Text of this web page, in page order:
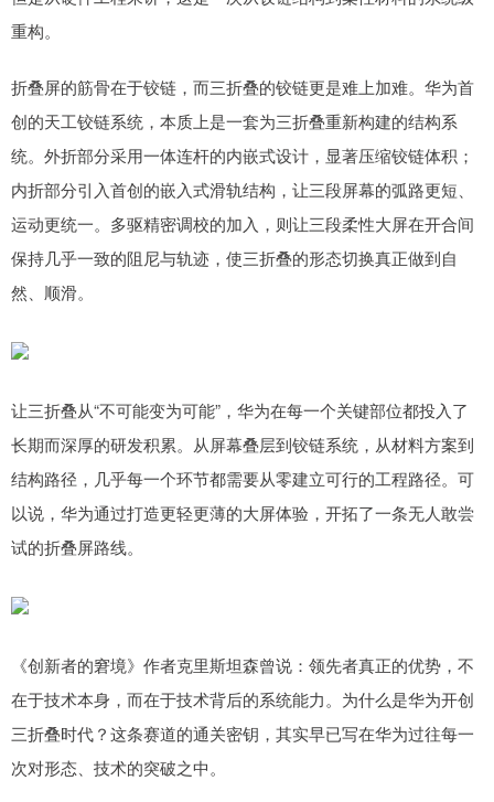
重构。
折叠屏的筋骨在于铰链，而三折叠的铰链更是难上加难。华为首
创的天工铰链系统，本质上是一套为三折叠重新构建的结构系
统。外折部分采用一体连杆的内嵌式设计，显著压缩铰链体积；
内折部分引入首创的嵌入式滑轨结构，让三段屏幕的弧路更短、
运动更统一。多驱精密调校的加入，则让三段柔性大屏在开合间
保持几乎一致的阻尼与轨迹，使三折叠的形态切换真正做到自
然、顺滑。
让三折叠从“不可能变为可能”，华为在每一个关键部位都投入了
长期而深厚的研发积累。从屏幕叠层到铰链系统，从材料方案到
结构路径，几乎每一个环节都需要从零建立可行的工程路径。可
以说，华为通过打造更轻更薄的大屏体验，开拓了一条无人敢尝
试的折叠屏路线。
《创新者的窘境》作者克里斯坦森曾说：领先者真正的优势，不
在于技术本身，而在于技术背后的系统能力。为什么是华为开创
三折叠时代？这条赛道的通关密钥，其实早已写在华为过往每一
次对形态、技术的突破之中。